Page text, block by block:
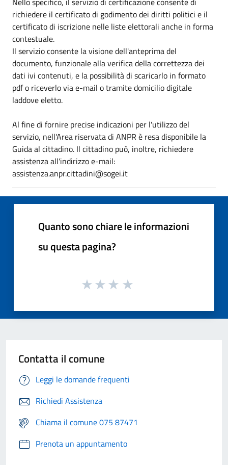
richiedere il certificato di godimento dei diritti politici e il
certificato di iscrizione nelle liste elettorali anche in forma
contestuale.
Il servizio consente la visione dell'anteprima del
documento, funzionale alla verifica della correttezza dei
dati ivi contenuti, e la possibilità di scaricarlo in formato
pdf o riceverlo via e-mail o tramite domicilio digitale
laddove eletto.
Al fine di fornire precise indicazioni per l'utilizzo del
servizio, nell'Area riservata di ANPR è resa disponibile la
Guida al cittadino. Il cittadino può, inoltre, richiedere
assistenza all'indirizzo e-mail:
assistenza.anpr.cittadini@sogei.it
Quanto sono chiare le informazioni
su questa pagina?
Contatta il comune
Leggi le domande frequenti
Richiedi Assistenza
Chiama il comune 075 87471
Prenota un appuntamento